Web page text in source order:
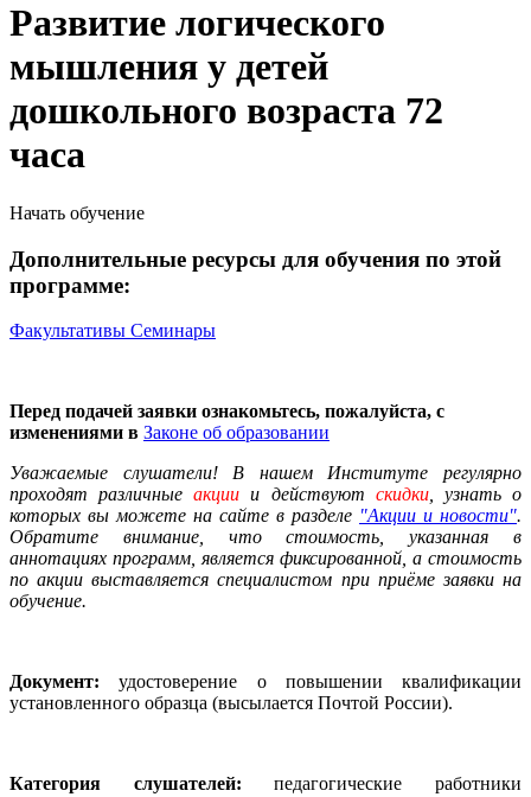
Развитие логического
мышления у детей
дошкольного возраста 72
часа
Начать обучение
Дополнительные ресурсы для обучения по этой
программе:
Факультативы Семинары
Перед подачей заявки ознакомьтесь, пожалуйста, с
изменениями в Законе об образовании
Уважаемые слушатели! В нашем Институте регулярно
проходят различныеакции и действуют скидки, узнать о
которых вы можете на сайте в разделе "Акции и новости".
Обратите внимание, что стоимость, указанная в
аннотациях программ, является фиксированной, а стоимость
по акции выставляется специалистом при приёме заявки на
обучение.
Документ: удостоверение о повышении квалификации
установленного образца (высылается Почтой России).
Категория слушателей: педагогические работники